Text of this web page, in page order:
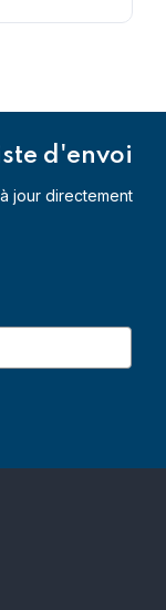
d'envoi
jour directement